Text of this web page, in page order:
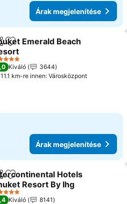
Árak megjelenítése
Hozzáadás a kedvencekhez
Emerald Beach
megjelenítése
Kiváló
3644
11.1 km-re innen: Városközpont
Árak megjelenítése
Hozzáadás a kedvencekhez
Hotels
Resort By Ihg
megjelenítése
Kiváló
8141